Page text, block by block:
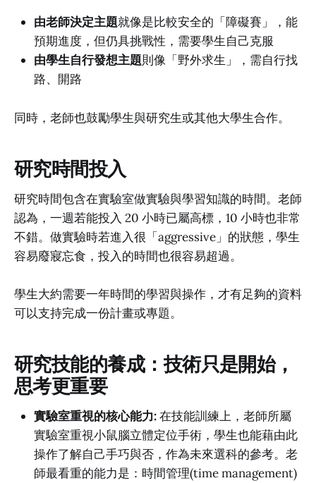
由老師決定主題就像是比較安全的「障礙賽」，能
預期進度，但仍具挑戰性，需要學生自己克服
由學生自行發想主題則像「野外求生」，需自行找
路、開路
同時，老師也鼓勵學生與研究生或其他大學生合作。
研究時間投入
研究時間包含在實驗室做實驗與學習知識的時間。老師
認為，一週若能投入 20 小時已屬高標，10 小時也非常
不錯。做實驗時若進入很「aggressive」的狀態，學生
容易廢寢忘食，投入的時間也很容易超過。
學生大約需要一年時間的學習與操作，才有足夠的資料
可以支持完成一份計畫或專題。
研究技能的養成：技術只是開始，
思考更重要
實驗室重視的核心能力:在技能訓練上，老師所屬
實驗室重視小鼠腦立體定位手術，學生也能藉由此
操作了解自己手巧與否，作為未來選科的參考。老
師最看重的能力是：時間管理(time management)